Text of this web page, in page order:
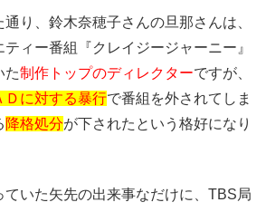
り、鈴木奈穂子さんの旦那さんは、
ィー番組『クレイジージャーニー』
た制作トップのディレクターですが、
Ｄに対する暴行で番組を外されてしま
降格処分が下されたという格好になり
ていた矢先の出来事なだけに、TBS局